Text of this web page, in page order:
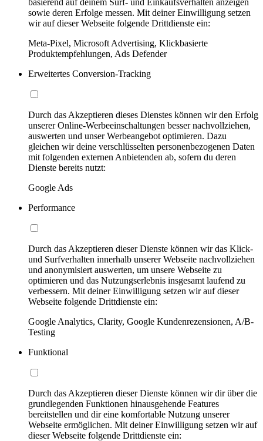
sowie deren Erfolge messen. Mit deiner Einwilligung setzen
wir auf dieser Webseite folgende Drittdienste ein:
Meta-Pixel, Microsoft Advertising, Klickbasierte
Produktempfehlungen, Ads Defender
Erweitertes Conversion-Tracking
Durch das Akzeptieren dieses Dienstes können wir den Erfolg
unserer Online-Werbeeinschaltungen besser nachvollziehen,
auswerten und unser Werbeangebot optimieren. Dazu
gleichen wir deine verschlüsselten personenbezogenen Daten
mit folgenden externen Anbietenden ab, sofern du deren
Dienste bereits nutzt:
Google Ads
Performance
Durch das Akzeptieren dieser Dienste können wir das Klick-
und Surfverhalten innerhalb unserer Webseite nachvollziehen
und anonymisiert auswerten, um unsere Webseite zu
optimieren und das Nutzungserlebnis insgesamt laufend zu
verbessern. Mit deiner Einwilligung setzen wir auf dieser
Webseite folgende Drittdienste ein:
Google Analytics, Clarity, Google Kundenrezensionen, A/B-
Testing
Funktional
Durch das Akzeptieren dieser Dienste können wir dir über die
grundlegenden Funktionen hinausgehende Features
bereitstellen und dir eine komfortable Nutzung unserer
Webseite ermöglichen. Mit deiner Einwilligung setzen wir auf
dieser Webseite folgende Drittdienste ein: